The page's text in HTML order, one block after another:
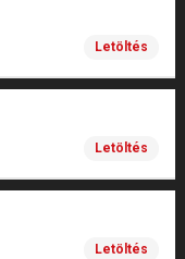
Letöltés
Letöltés
Letöltés